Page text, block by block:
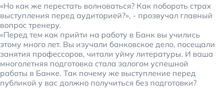
«Но как же перестать волноваться? Как побороть страх
выступления перед аудиторией?», - прозвучал главный
вопрос тренеру.
«Перед тем как прийти на работу в Банк вы учились
этому много лет. Вы изучали банковское дело, посещали
занятия профессоров, читали уйму литературы. И ваша
многолетняя подготовка стала залогом успешной
работы в Банке. Так почему же выступление перед
публикой у вас должно получиться без подготовки?